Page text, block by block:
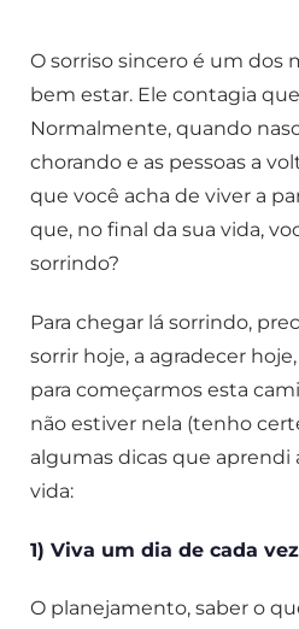
O sorriso sincero é um dos
bem estar. Ele contagia
Normalmente, quando
chorando e as pessoas a
que você acha de viver a
que, no final da sua vida,
sorrindo?
Para chegar lá sorrindo,
sorrir hoje, a agradecer
para começarmos esta
não estiver nela (tenho
algumas dicas que aprendi
vida:
1) Viva um dia de cada
O planejamento, saber o